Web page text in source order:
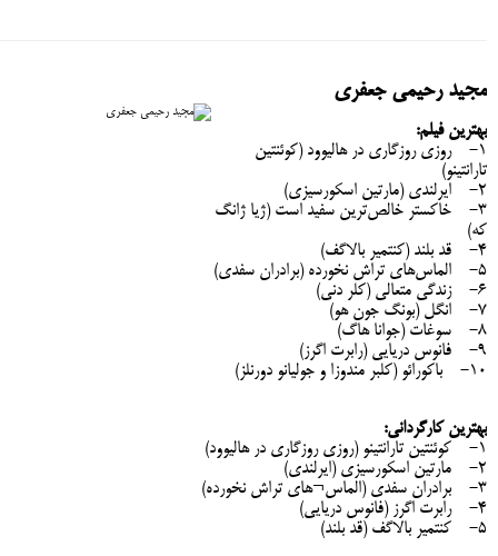
مجید رحیمی جعفری
بهترین فیلم:
1- روزی روزگاری در هالیوود (کوئنتین
تارانتینو)
2- ایرلندی (مارتین اسکورسیزی)
3-
خاکستر خالص‌ترین سفید است (ژیا ژانگ
که)
4- قد بلند (کنتمیر بالاگف)
5- الماس‌های تراش نخورده (برادران سفدی)
6- زندگی متعالی (کلر دنی)
7- انگل (بونگ جون هو)
8- سوغات (جوانا هاگ)
9- فانوس دریایی (رابرت اگرز)
10- باکورائو (کلبر مندوزا و جولیانو دورنلز)
بهترین کارگردانی:
1- کوئنتین تارانتینو (روزی روزگاری در هالیوود)
2- مارتین اسکورسیزی (ایرلندی)
3- برادران سفدی (الماس¬های تراش نخورده)
4- رابرت اگرز (فانوس دریایی)
5- کنتمیر بالاگف (قد بلند)